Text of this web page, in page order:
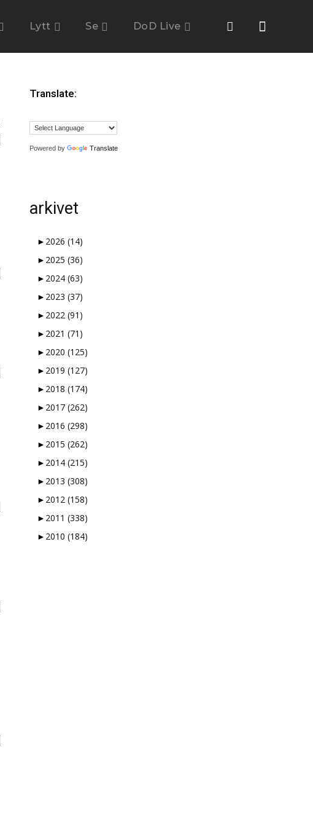
Lytt Se DoD Live
Translate:
Powered by Translate
arkivet
► 2026 (14)
► 2025 (36)
► 2024 (63)
► 2023 (37)
► 2022 (91)
► 2021 (71)
► 2020 (125)
► 2019 (127)
► 2018 (174)
► 2017 (262)
► 2016 (298)
► 2015 (262)
► 2014 (215)
► 2013 (308)
► 2012 (158)
► 2011 (338)
► 2010 (184)